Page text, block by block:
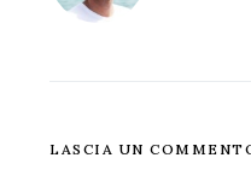
LASCIA UN